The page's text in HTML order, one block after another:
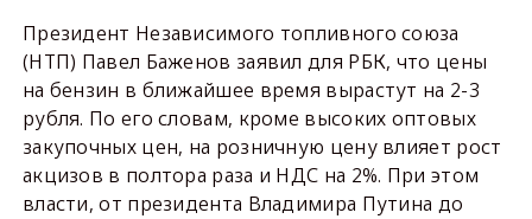
Президент Независимого топливного союза
(НТП) Павел Баженов заявил для РБК, что цены
на бензин в ближайшее время вырастут на 2-3
рубля. По его словам, кроме высоких оптовых
закупочных цен, на розничную цену влияет рост
акцизов в полтора раза и НДС на 2%. При этом
власти, от президента Владимира Путина до